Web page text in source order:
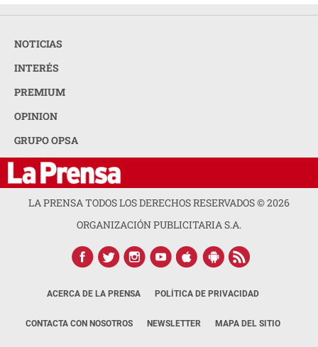
NOTICIAS
INTERÉS
PREMIUM
OPINION
GRUPO OPSA
LA PRENSA TODOS LOS DERECHOS RESERVADOS ©2026
ORGANIZACIÓN PUBLICITARIA S.A.
ACERCA DE LA PRENSA POLÍTICA DE PRIVACIDAD
CONTACTA CON NOSOTROS NEWSLETTER MAPA DEL SITIO